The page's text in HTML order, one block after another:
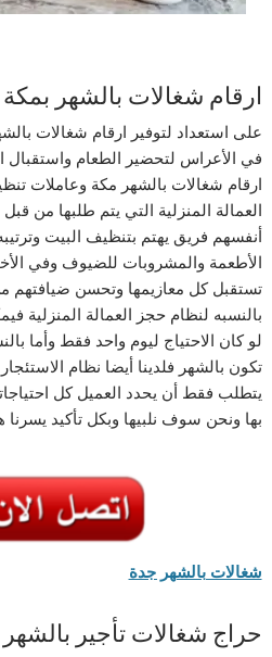
ارقام شغالات بالشهر بمكة
على استعداد لتوفير ارقام شغالات
في الأعراس لتحضير الطعام
ارقام شغالات بالشهر مكة وعاملات
العمالة المنزلية التي يتم طلبها من
أنفسهم فريق يهتم بتنظيف البيت
الأطعمة والمشروبات للضيوف وفي
تستقبل كل معازيمها وتحسن ضيافتهم
بالنسبه لنظام حجز العمالة المنزلية
لو كان الاحتياج ليوم واحد فقط وأما
تكون بالشهر فلدينا أيضا نظام
يتطلب فقط أن يحدد العميل كل
بها ونحن سوف نلبيها وبكل تأكيد يسرنا
شغالات بالشهر جدة
حراج شغالات تأجير